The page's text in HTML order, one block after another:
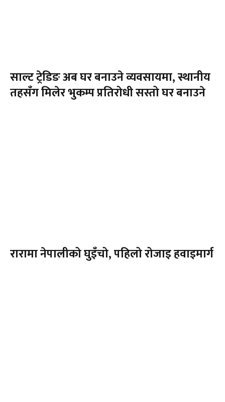
साल्ट ट्रेडिङ अब घर बनाउने व्यवसायमा, स्थानीय
तहसँग मिलेर भुकम्प प्रतिरोधी सस्तो घर बनाउने
रारामा नेपालीको घुइँचो, पहिलो रोजाइ हवाइमार्ग